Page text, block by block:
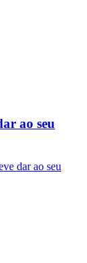
ao seu
dar ao seu